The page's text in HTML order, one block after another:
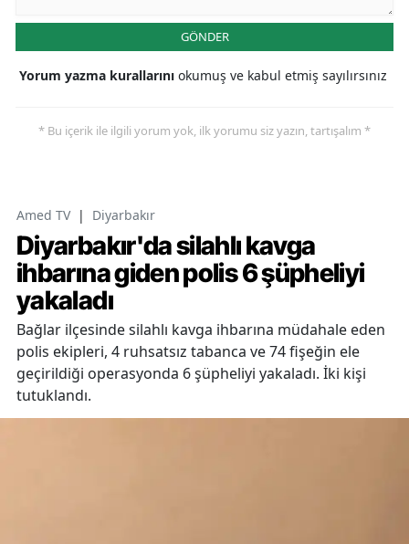
GÖNDER
Yorum yazma kurallarını okumuş ve kabul etmiş sayılırsınız
* Bu içerik ile ilgili yorum yok, ilk yorumu siz yazın, tartışalım *
Amed TV | Diyarbakır
Diyarbakır'da silahlı kavga
ihbarına giden polis 6 şüpheliyi
yakaladı
Bağlar ilçesinde silahlı kavga ihbarına müdahale eden
polis ekipleri, 4 ruhsatsız tabanca ve 74 fişeğin ele
geçirildiği operasyonda 6 şüpheliyi yakaladı. İki kişi
tutuklandı.